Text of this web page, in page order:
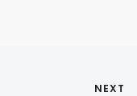
NEXT